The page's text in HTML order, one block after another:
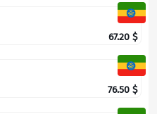
67.20 $
76.50 $